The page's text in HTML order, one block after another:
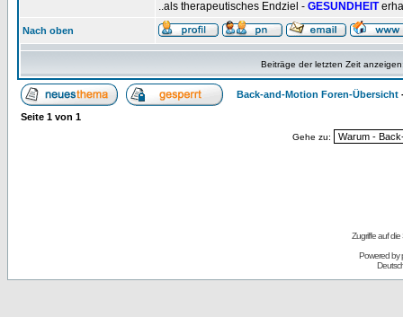
..als therapeutisches Endziel - GESUNDHEIT
Nach oben
Beiträge der letzten Zeit
Back-and-Motion Foren-Übersicht
Seite 1 von 1
Gehe zu:
Zugriffe auf
Powered by